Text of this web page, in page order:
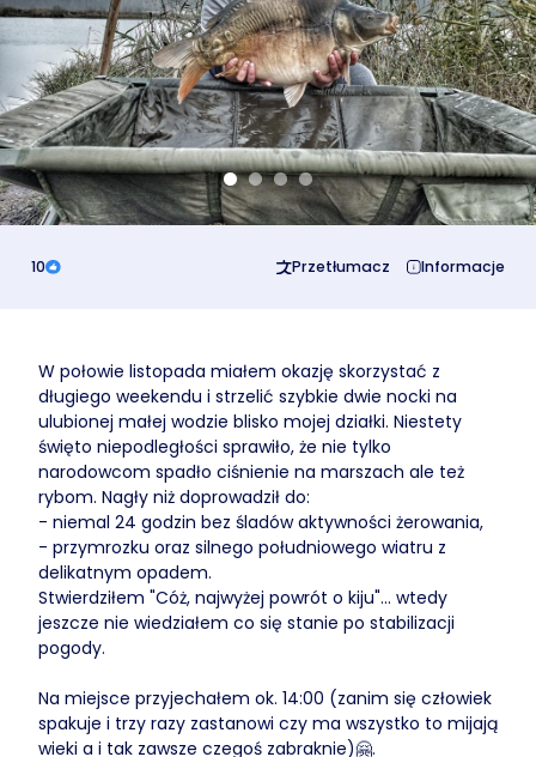
Business
10 Przetłumacz Informacje
W połowie listopada miałem okazję skorzystać z
długiego weekendu i strzelić szybkie dwie nocki na
ulubionej małej wodzie blisko mojej działki. Niestety
święto niepodległości sprawiło, że nie tylko
narodowcom spadło ciśnienie na marszach ale też
rybom. Nagły niż doprowadził do:
- niemal 24 godzin bez śladów aktywności żerowania,
- przymrozku oraz silnego południowego wiatru z
delikatnym opadem.
Stwierdziłem "Cóż, najwyżej powrót o kiju"... wtedy
jeszcze nie wiedziałem co się stanie po stabilizacji
pogody.
Na miejsce przyjechałem ok. 14:00 (zanim się człowiek
spakuje i trzy razy zastanowi czy ma wszystko to mijają
wieki a i tak zawsze czegoś zabraknie)🤗.